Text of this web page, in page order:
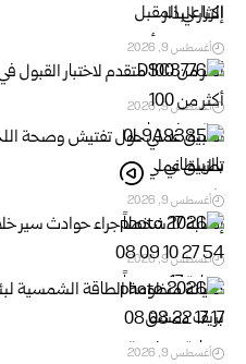
الزراعي المقبل
أغسطس 9, 2026
أكثر من 100 متقدم لاختبار القبول في دبلوم تحليل ‏البيانات بدرعا
أغسطس 9, 2026
تطبيق عملي حول تفتيش وصحة
بالزبلطاني
أغسطس 9, 2026
إصابة 17 شخصاً جراء حوادث سير خلال الـ 24 ساعة الماضية ‏في سوريا
أغسطس 9, 2026
صيانة منظومة الطاقة الشمسية
بريف دمشق
أغسطس 9, 2026